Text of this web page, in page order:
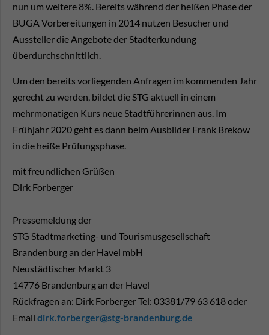
nun um weitere 8%. Bereits während der heißen Phase der
BUGA Vorbereitungen in 2014 nutzen Besucher und
Aussteller die Angebote der Stadterkundung
überdurchschnittlich.
Um den bereits vorliegenden Anfragen im kommenden Jahr
gerecht zu werden, bildet die STG aktuell in einem
mehrmonatigen Kurs neue Stadtführerinnen aus. Im
Frühjahr 2020 geht es dann beim Ausbilder Frank Brekow
in die heiße Prüfungsphase.
mit freundlichen Grüßen
Dirk Forberger
Pressemeldung der
STG Stadtmarketing- und Tourismusgesellschaft
Brandenburg an der Havel mbH
Neustädtischer Markt 3
14776 Brandenburg an der Havel
Rückfragen an: Dirk Forberger Tel: 03381/79 63 618 oder
Email dirk.forberger@stg-brandenburg.de